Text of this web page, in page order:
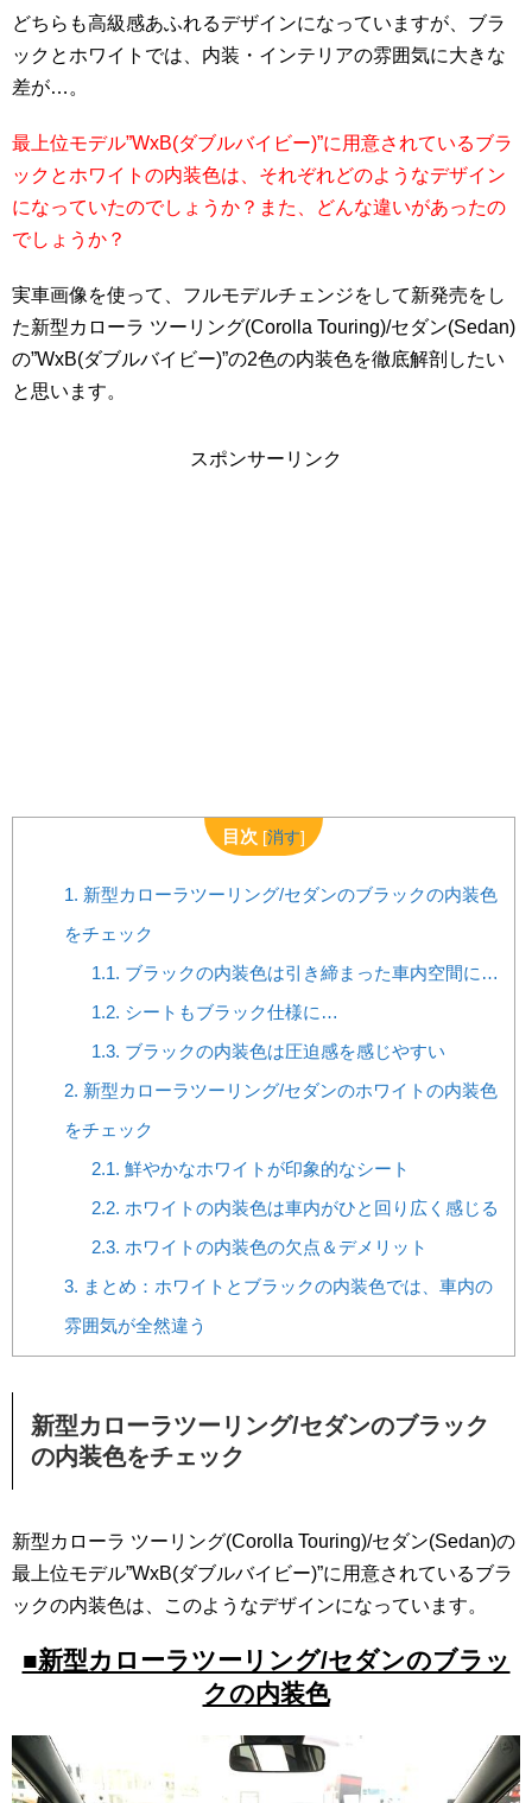
どちらも高級感あふれるデザインになっていますが、ブラ
ックとホワイトでは、内装・インテリアの雰囲気に大きな
差が…。
最上位モデル”WxB(ダブルバイビー)”に用意されているブラ
ックとホワイトの内装色は、それぞれどのようなデザイン
になっていたのでしょうか？また、どんな違いがあったの
でしょうか？
実車画像を使って、フルモデルチェンジをして新発売をし
た新型カローラ ツーリング(Corolla Touring)/セダン(Sedan)
の”WxB(ダブルバイビー)”の2色の内装色を徹底解剖したい
と思います。
スポンサーリンク
目次 [消す]
1. 新型カローラツーリング/セダンのブラックの内装色
をチェック
1.1. ブラックの内装色は引き締まった車内空間に…
1.2. シートもブラック仕様に…
1.3. ブラックの内装色は圧迫感を感じやすい
2. 新型カローラツーリング/セダンのホワイトの内装色
をチェック
2.1. 鮮やかなホワイトが印象的なシート
2.2. ホワイトの内装色は車内がひと回り広く感じる
2.3. ホワイトの内装色の欠点＆デメリット
3. まとめ：ホワイトとブラックの内装色では、車内の
雰囲気が全然違う
新型カローラツーリング/セダンのブラック
の内装色をチェック
新型カローラ ツーリング(Corolla Touring)/セダン(Sedan)の
最上位モデル”WxB(ダブルバイビー)”に用意されているブラ
ックの内装色は、このようなデザインになっています。
■新型カローラツーリング/セダンのブラッ
クの内装色